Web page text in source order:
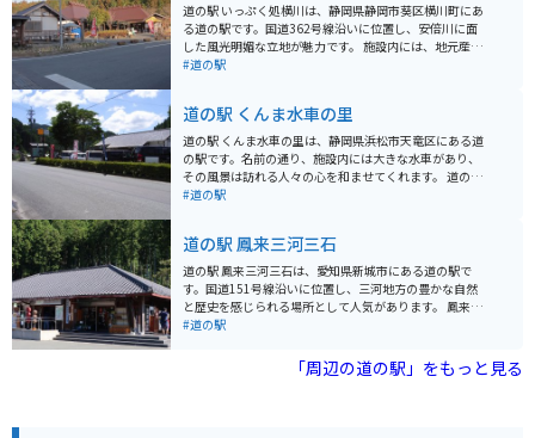
道の駅 いっぷく処横川は、静岡県静岡市葵区横川町にあ
る道の駅です。国道362号線沿いに位置し、安倍川に面
した風光明媚な立地が魅力です。 施設内には、地元産の
新鮮な野菜や果物が並ぶ農産物直売所や、蕎麦や猪肉料
工芸「安倍川ガラス」の工房があり、体験教室も開催さ
れています。 バイクでのツーリングにも最適な場所で、
駐車場も広く休憩にぴったりです。周辺には、温泉施設
やキャンプ場もあり、自然豊かな環境の中でゆったりと
過ごすことができます。 地元の名産品としては、わさび
#道の駅
道の駅 くんま水車の里
道の駅 くんま水車の里は、静岡県浜松市天竜区にある道
の駅です。名前の通り、施設内には大きな水車があり、
その風景は訪れる人々の心を和ませてくれます。 道の駅
周辺は自然豊かで、春には桜、秋には紅葉と、四季折々
ティも充実しています。 バイクで訪れる場合、浜松市内
から国道362号線を北上すること約1時間で到着します。
道中、天竜川沿いのワインディングロードは、ライダー
にとって走りごたえのあるルートです。 地元の名産品と
しては、新鮮な野菜や果物、山菜などが販売されていま
癒やすのにも最適な場所です。
#道の駅
道の駅 鳳来三河三石
道の駅 鳳来三河三石は、愛知県新城市にある道の駅で
す。国道151号線沿いに位置し、三河地方の豊かな自然
と歴史を感じられる場所として人気があります。 鳳来寺
山や乳岩峡などの景勝地へのアクセスも良く、ドライブ
や果物、特産品などを販売する直売所や、鳳来寺山ろく
で採れた新鮮な食材を使った料理を提供するレストラン
#道の駅
「周辺の道の駅」をもっと見る